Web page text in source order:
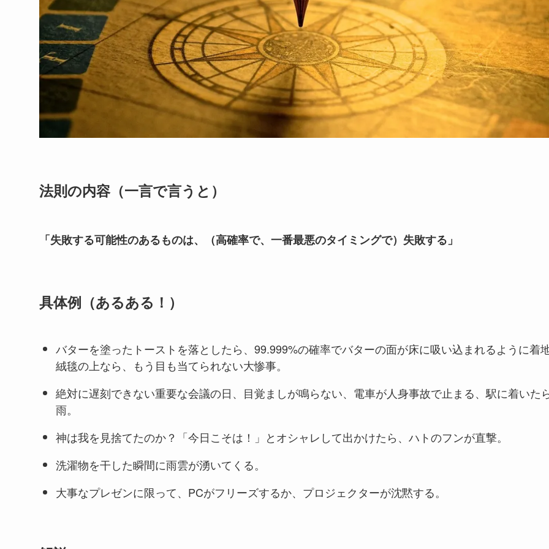
法則の内容（一言で言うと）
「失敗する可能性のあるものは、（高確率で、一番最悪のタイミングで）失敗する」
具体例（あるある！）
バターを塗ったトーストを落としたら、99.999%の確率でバターの面が床に吸い込まれるように着
絨毯の上なら、もう目も当てられない大惨事。
絶対に遅刻できない重要な会議の日、目覚ましが鳴らない、電車が人身事故で止まる、駅に着いた
雨。
神は我を見捨てたのか？「今日こそは！」とオシャレして出かけたら、ハトのフンが直撃。
洗濯物を干した瞬間に雨雲が湧いてくる。
大事なプレゼンに限って、PCがフリーズするか、プロジェクターが沈黙する。